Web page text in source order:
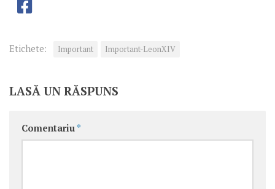
Etichete: Important Important-LeonXIV
LASĂ UN RĂSPUNS
Comentariu *